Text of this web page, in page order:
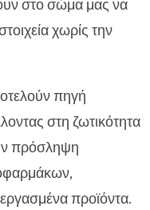
στο σώμα μας να
χωρίς την
πηγή
στη ζωτικότητα
πρόσληψη
προϊόντα.